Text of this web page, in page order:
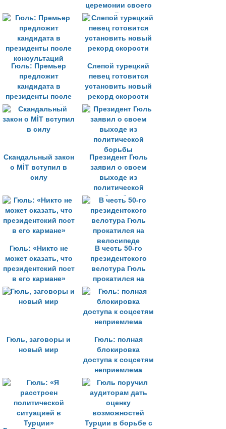
церемонии своего
сына в Гарварде
Гюль: Премьер
предложит
кандидата в
президенты после
консультаций
Слепой турецкий
певец готовится
установить новый
рекорд скорости
Скандальный закон
о MİT вступил в
силу
Президент Гюль
заявил о своем
выходе из
политической
борьбы
Гюль: «Никто не
может сказать, что
президентский пост
в его кармане»
В честь 50-го
президентского
велотура Гюль
прокатился на
велосипеде
Гюль, заговоры и
новый мир
Гюль: полная
блокировка
доступа к соцсетям
неприемлема